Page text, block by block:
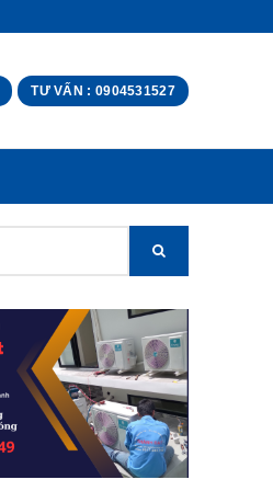
TƯ VẤN : 0904531527
SEARCH